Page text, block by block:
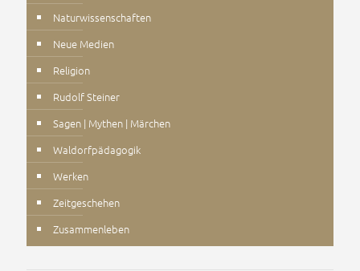
Naturwissenschaften
Neue Medien
Religion
Rudolf Steiner
Sagen | Mythen | Märchen
Waldorfpädagogik
Werken
Zeitgeschehen
Zusammenleben